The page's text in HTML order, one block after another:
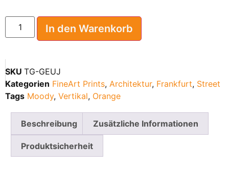
In den Warenkorb
SKU TG-GEUJ
Kategorien FineArt Prints, Architektur, Frankfurt, Street
Tags Moody, Vertikal, Orange
Beschreibung Zusätzliche Informationen
Produktsicherheit